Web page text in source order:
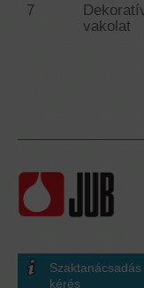
7
vakolat
kérés